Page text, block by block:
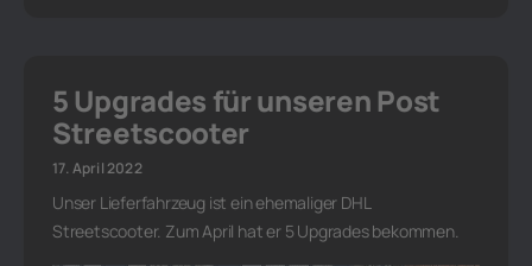
5 Upgrades für unseren Post
Streetscooter
17. April 2022
Unser Lieferfahrzeug ist ein ehemaliger DHL
Streetscooter. Zum April hat er 5 Upgrades bekommen.